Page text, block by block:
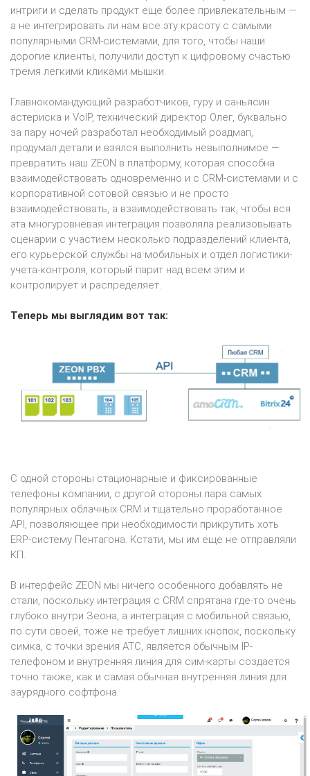
интриги и сделать продукт еще более привлекательным —
а не интегрировать ли нам все эту красоту с самыми
популярными CRM-системами, для того, чтобы наши
дорогие клиенты, получили доступ к цифровому счастью
тремя легкими кликами мышки.
Главнокомандующий разработчиков, гуру и саньясин
астериска и VoIP, технический директор Олег, буквально
за пару ночей разработал необходимый роадмап,
продумал детали и взялся выполнить невыполнимое —
превратить наш ZEON в платформу, которая способна
взаимодействовать одновременно и с CRM-системами и с
корпоративной сотовой связью и не просто
взаимодействовать, а взаимодействовать так, чтобы вся
эта многуровневая интеграция позволяла реализовывать
сценарии с участием несколько подразделений клиента,
его курьерской службы на мобильных и отдел логистики-
учета-контроля, который парит над всем этим и
контролирует и распределяет.
Теперь мы выглядим вот так:
С одной стороны стационарные и фиксированные
телефоны компании, с другой стороны пара самых
популярных облачных CRM и тщательно проработанное
API, позволяющее при необходимости прикрутить хоть
ERP-систему Пентагона. Кстати, мы им еще не отправляли
КП.
В интерфейс ZEON мы ничего особенного добавлять не
стали, поскольку интеграция с CRM спрятана где-то очень
глубоко внутри Зеона, а интеграция с мобильной связью,
по сути своей, тоже не требует лишних кнопок, поскольку
симка, с точки зрения АТС, является обычным IP-
телефоном и внутренняя линия для сим-карты создается
точно также, как и самая обычная внутренняя линия для
заурядного софтфона.